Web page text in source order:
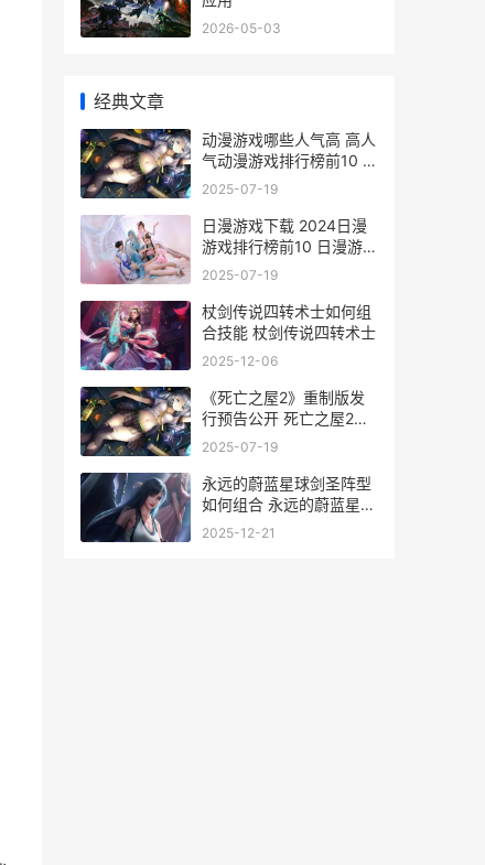
2026-05-03
经典文章
动漫游戏哪些人气高 高人
气动漫游戏排行榜前10 有
什么动漫是玩游戏的
2025-07-19
日漫游戏下载 2024日漫
游戏排行榜前10 日漫游戏
大全
2025-07-19
杖剑传说四转术士如何组
合技能 杖剑传说四转术士
2025-12-06
《死亡之屋2》重制版发
行预告公开 死亡之屋2电
影完整版
2025-07-19
永远的蔚蓝星球剑圣阵型
如何组合 永远的蔚蓝星球
bt版本怎么下
2025-12-21